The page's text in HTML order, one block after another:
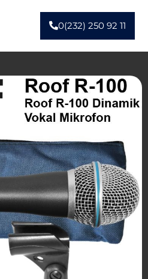
0(232) 250 92 11